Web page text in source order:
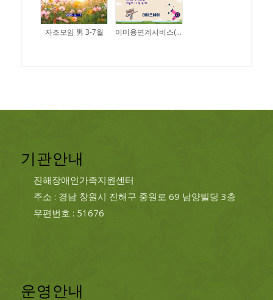
자조모임 男 3-7월 이미용연계서비스(26.07.30)
기관안내
진해장애인가족지원센터
주소 : 경남 창원시 진해구 중원로 69 남양빌딩 3층
우편번호 : 51676
운영안내